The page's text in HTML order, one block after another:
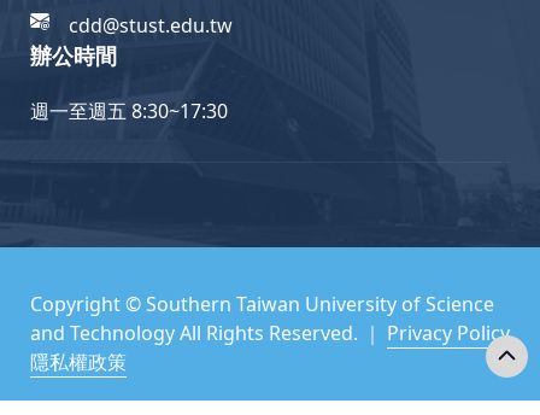
cdd@stust.edu.tw
辦公時間
週一至週五 8:30~17:30
Copyright © Southern Taiwan University of Science
and Technology All Rights Reserved. ｜ Privacy Policy
隱私權政策